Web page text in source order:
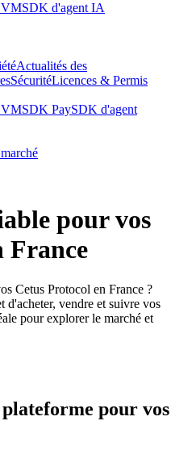
SDK d'agent IA
Actualités des
SécuritéLicences & Permis
SDK PaySDK d'agent
pour vos
France
Cetus Protocol en France ?
vendre et suivre vos
pour explorer le marché et
pour vos